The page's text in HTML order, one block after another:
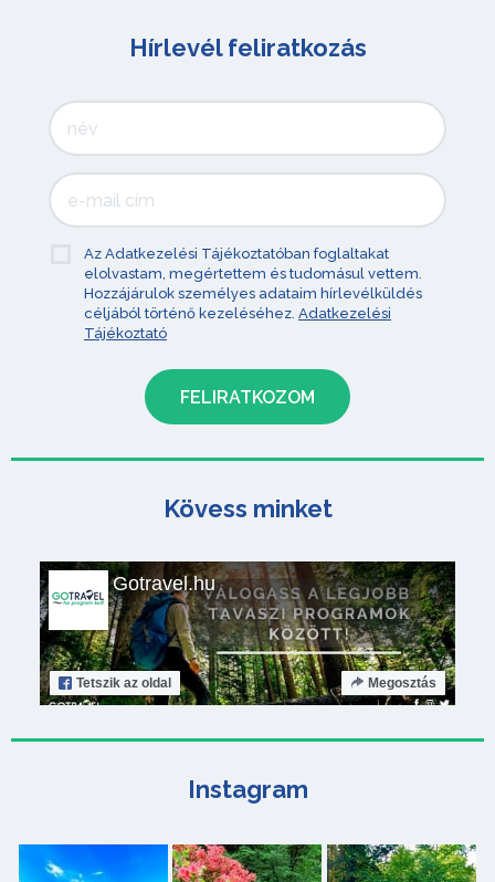
Hírlevél feliratkozás
Az Adatkezelési Tájékoztatóban foglaltakat
elolvastam, megértettem és tudomásul vettem.
Hozzájárulok személyes adataim hírlevélküldés
céljából történő kezeléséhez. Adatkezelési
Tájékoztató
Kövess minket
Gotravel.hu
Tetszik az oldal Megosztás
Instagram